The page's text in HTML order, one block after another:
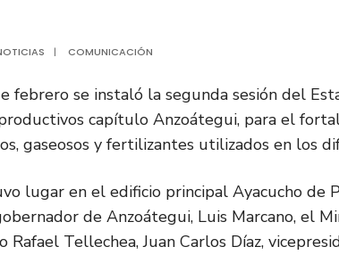
| COMUNICACIÓN
febrero se instaló la segunda sesión del
capítulo Anzoátegui, para el
gaseosos y fertilizantes utilizados en los
lugar en el edificio principal Ayacucho de
de Anzoátegui, Luis Marcano, el
Rafael Tellechea, Juan Carlos Díaz,